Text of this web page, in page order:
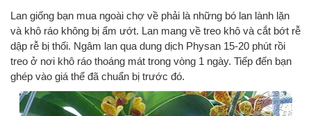
Lan giống bạn mua ngoài chợ về phải là những bó lan lành lặn
và khô ráo không bị ẩm ướt. Lan mang về treo khô và cắt bớt rễ
dập rễ bị thối. Ngâm lan qua dung dịch Physan 15-20 phút rồi
treo ở nơi khô ráo thoáng mát trong vòng 1 ngày. Tiếp đến bạn
ghép vào giá thể đã chuẩn bị trước đó.